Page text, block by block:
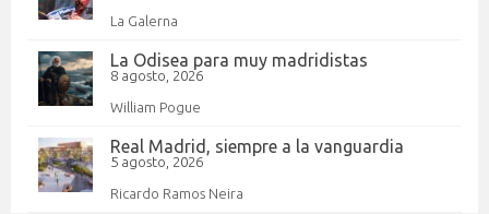
La Galerna
La Odisea para muy madridistas
8 agosto, 2026
William Pogue
Real Madrid, siempre a la vanguardia
5 agosto, 2026
Ricardo Ramos Neira